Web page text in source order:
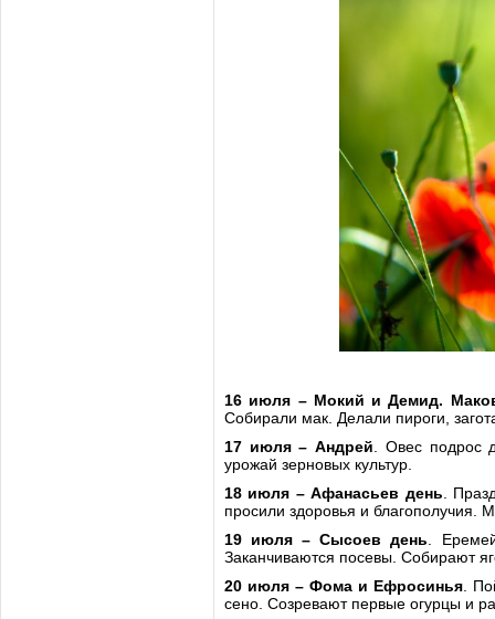
16 июля – Мокий и Демид.
Собирали мак. Делали пироги,
17 июля – Андрей . Овес подрос
урожай зерновых культур.
18 июля – Афанасьев день .
просили здоровья и благополучия.
19 июля – Сысоев день .
Заканчиваются посевы. Собирают
20 июля – Фома и Ефросинья .
сено. Созревают первые огурцы и